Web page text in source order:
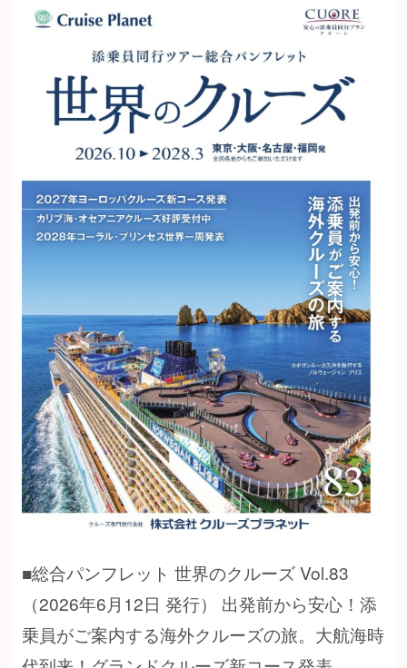
■総合パンフレット 世界のクルーズ Vol.83
（2026年6月12日 発行） 出発前から安心！添
乗員がご案内する海外クルーズの旅。大航海時